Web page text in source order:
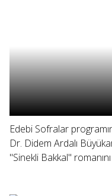
Edebi Sofralar
Dr. Didem Ardalı
"Sinekli Bakkal"